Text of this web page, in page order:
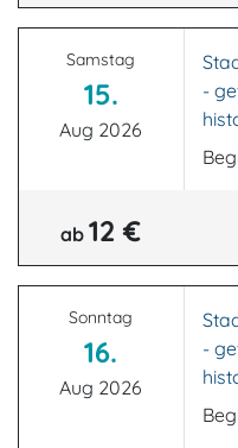
Samstag
15.
Aug 2026
-
ab12 €
Sonntag
16.
Aug 2026
-